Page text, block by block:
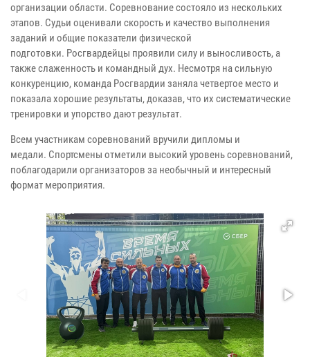
организации области. Соревнование состояло из нескольких
этапов. Судьи оценивали скорость и качество выполнения
заданий и общие показатели физической
подготовки. Росгвардейцы проявили силу и выносливость, а
также слаженность и командный дух. Несмотря на сильную
конкуренцию, команда Росгвардии заняла четвертое место и
показала хорошие результаты, доказав, что их систематические
тренировки и упорство дают результат.
Всем участникам соревнований вручили дипломы и
медали. Спортсмены отметили высокий уровень соревнований,
поблагодарили организаторов за необычный и интересный
формат мероприятия.